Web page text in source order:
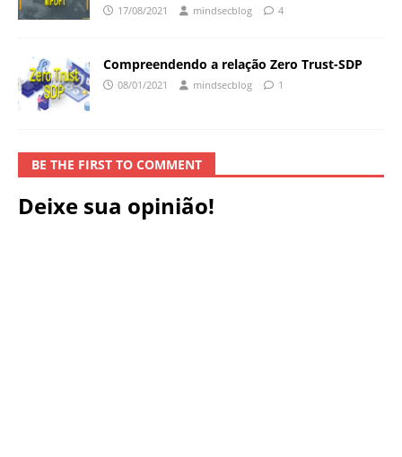
17/08/2021 mindsecblog 4
Compreendendo a relação Zero Trust-SDP
08/01/2021 mindsecblog 1
BE THE FIRST TO COMMENT
Deixe sua opinião!